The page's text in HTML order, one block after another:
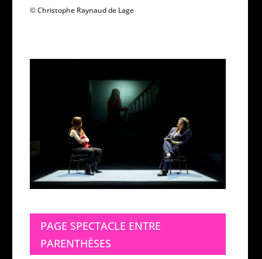
© Christophe Raynaud de Lage
PAGE SPECTACLE ENTRE
PARENTHÈSES